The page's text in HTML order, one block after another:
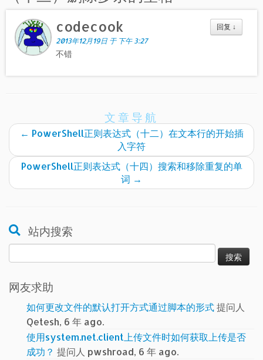
回复 ↓
codecook
2013年12月19日 于 下午 3:27
不错
文章导航
← PowerShell正则表达式（十二）在文本行的开始插
入字符
PowerShell正则表达式（十四）搜索和移除重复的单
词 →
站内搜索
索：
网友求助
如何更改文件的默认打开方式通过脚本的形式提问人
Qetesh, 6 年 ago.
使用system.net.client上传文件时如何获取上传是否
成功？ 提问人 pwshroad, 6 年 ago.